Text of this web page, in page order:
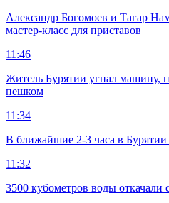
Александр Богомоев и Тагар
мастер-класс для приставов
11:46
Житель Бурятии угнал машину,
пешком
11:34
В ближайшие 2-3 часа в
11:32
3500 кубометров воды откачали